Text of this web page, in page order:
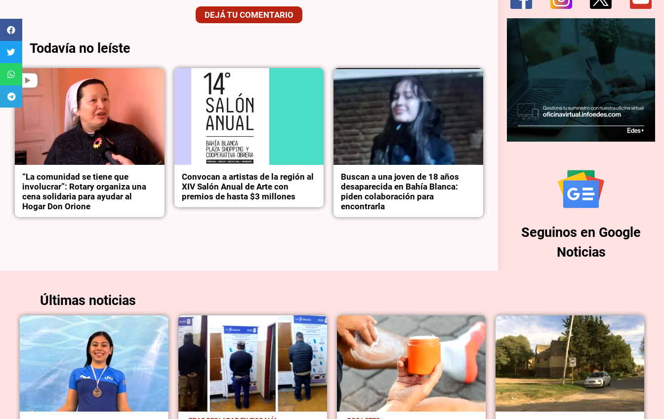
DEJÁ TU COMENTARIO
Todavía no leíste
“La comunidad se tiene que
involucrar”: Rotary organiza una
cena solidaria para ayudar al
Hogar Don Orione
Convocan a artistas de la región al
XIV Salón Anual de Arte con
premios de hasta $3 millones
Buscan a una joven de 18 años
desaparecida en Bahía Blanca:
piden colaboración para
encontrarla
Seguinos en Google
Noticias
Últimas noticias